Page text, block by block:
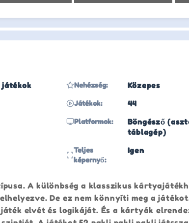
játékok Nehézség: Közepes
Játékok: 44
Platformok:
Böngésző
táblagép)
Teljes
képernyő:
Igen
A különbség a klasszikus
De ez nem könnyíti meg a
elvét és logikáját. És a kártyák